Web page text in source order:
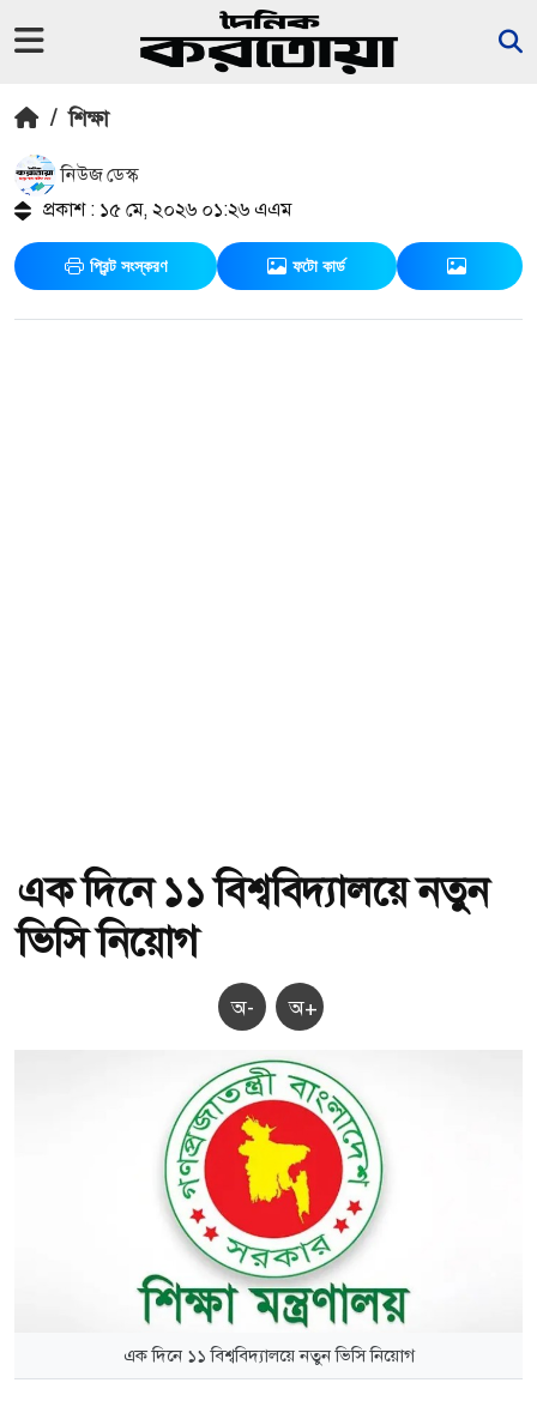
/ শিক্ষা
নিউজ ডেস্ক
প্রকাশ : ১৫ মে, ২০২৬ ০১:২৬ এএম
প্রিন্ট সংস্করণ ফটো কার্ড
এক দিনে ১১ বিশ্ববিদ্যালয়ে নতুন
ভিসি নিয়োগ
অ- অ+
এক দিনে ১১ বিশ্ববিদ্যালয়ে নতুন ভিসি নিয়োগ